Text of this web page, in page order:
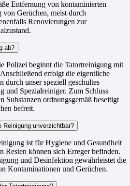
Entfernung von kontaminierten
Gerüchen, meist durch
Renovierungen zur
ab?
Polizei beginnt die Tatortreinigung mit
erfolgt die eigentliche
durch unser speziell geschultes
und Spezialreiniger. Zum Schluss
Substanzen ordnungsgemäß beseitigt
befreit.
Reinigung unverzichtbar?
ist für Hygiene und Gesundheit
Resten können sich Erreger befinden.
und Desinfektion gewährleistet die
Kontaminationen und Gerüchen.